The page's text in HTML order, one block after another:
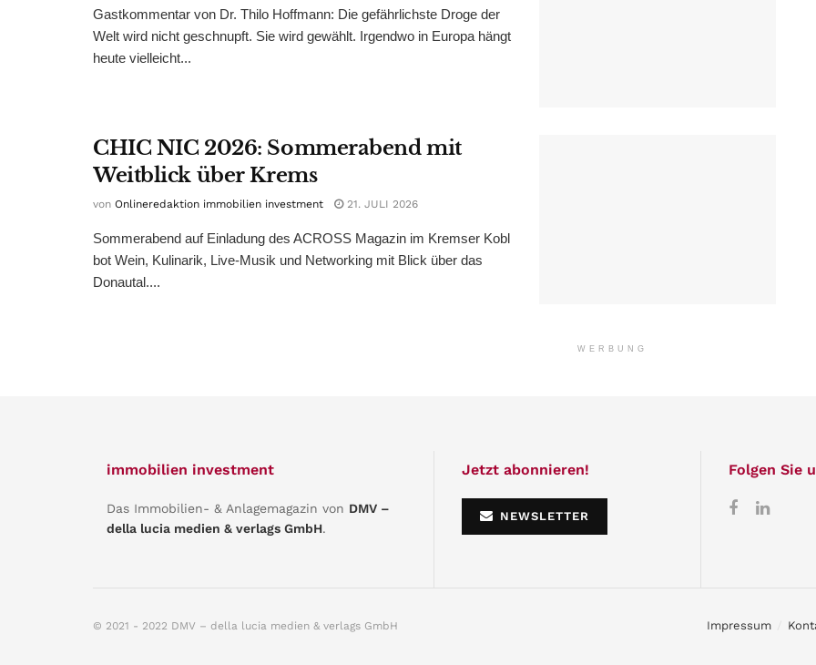
Gastkommentar von Dr. Thilo Hoffmann: Die gefährlichste Droge der
Welt wird nicht geschnupft. Sie wird gewählt. Irgendwo in Europa hängt
heute vielleicht...
CHIC NIC 2026: Sommerabend mit
Weitblick über Krems
von Onlineredaktion immobilien investment 21. JULI 2026
Sommerabend auf Einladung des ACROSS Magazin im Kremser Kobl
bot Wein, Kulinarik, Live-Musik und Networking mit Blick über das
Donautal....
WERBUNG
immobilien investment
Das Immobilien- & Anlagemagazin von DMV –
della lucia medien & verlags GmbH.
Jetzt abonnieren!
NEWSLETTER
Folgen Sie
Impressum
© 2021 - 2022 DMV – della lucia medien & verlags GmbH